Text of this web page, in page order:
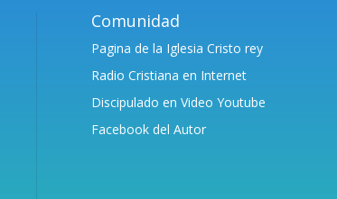
Comunidad
Pagina de la Iglesia Cristo rey
Radio Cristiana en Internet
Discipulado en Video Youtube
Facebook del Autor